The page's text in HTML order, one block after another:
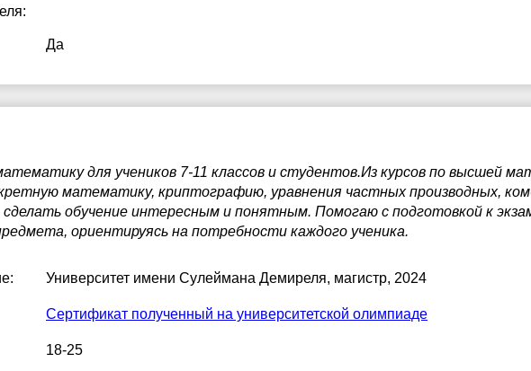
Да
для учеников 7-11 классов и студентов.Из курсов по высшей
математику, криптографию, уравнения частных производных,
обучение интересным и понятным. Помогаю с подготовкой к
ориентируясь на потребности каждого ученика.
Университет имени Сулеймана Демиреля, магистр, 2024
Сертификат полученный на университетской олимпиаде
18-25